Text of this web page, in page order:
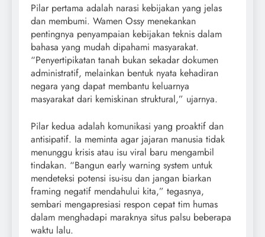
Pilar pertama adalah narasi kebijakan yang jelas
dan membumi. Wamen Ossy menekankan
pentingnya penyampaian kebijakan teknis dalam
bahasa yang mudah dipahami masyarakat.
“Penyertipikatan tanah bukan sekadar dokumen
administratif, melainkan bentuk nyata kehadiran
negara yang dapat membantu keluarnya
masyarakat dari kemiskinan struktural,” ujarnya.
Pilar kedua adalah komunikasi yang proaktif dan
antisipatif. Ia meminta agar jajaran manusia tidak
menunggu krisis atau isu viral baru mengambil
tindakan. “Bangun early warning system untuk
mendeteksi potensi isu-isu dan jangan biarkan
framing negatif mendahului kita,” tegasnya,
sembari mengapresiasi respon cepat tim humas
dalam menghadapi maraknya situs palsu beberapa
waktu lalu.